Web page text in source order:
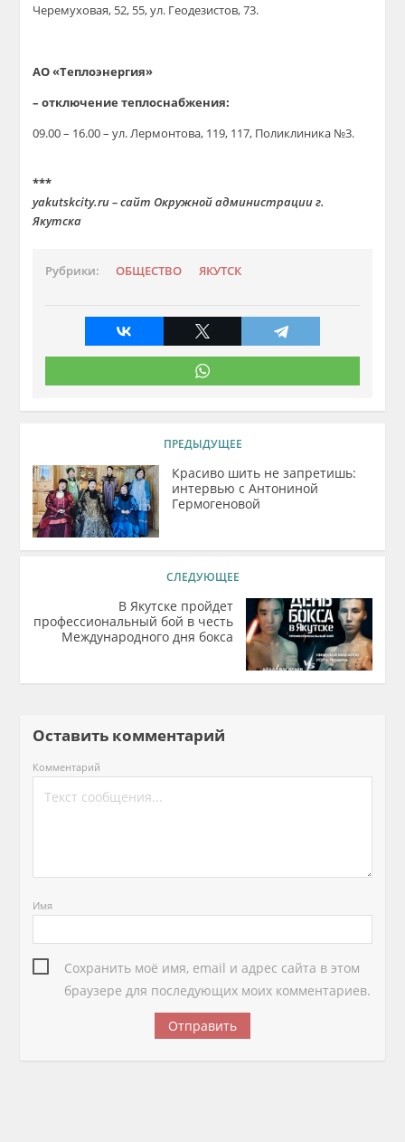
Черемуховая, 52, 55, ул. Геодезистов, 73.
АО «Теплоэнергия»
– отключение теплоснабжения:
09.00 – 16.00 – ул. Лермонтова, 119, 117, Поликлиника №3.
***
yakutskcity.ru – сайт Окружной администрации г.
Якутска
Рубрики: ОБЩЕСТВО ЯКУТСК
ПРЕДЫДУЩЕЕ
Красиво шить не запретишь:
интервью с Антониной
Гермогеновой
СЛЕДУЮЩЕЕ
В Якутске пройдет
профессиональный бой в честь
Международного дня бокса
Оставить комментарий
Комментарий
Имя
Сохранить моё имя, email и адрес сайта в этом
браузере для последующих моих комментариев.